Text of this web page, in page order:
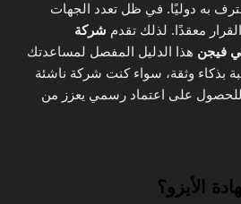
به دوليًا. في ظل تعدد الجهات
معقدًا. لذلك تقدم شركة
هذا الدليل المفصل لمساعدتك
بذكاء وثقة، سواء كنت شركة ناشئة
على اعتماد رسمي يعزز من
الأيزو؟